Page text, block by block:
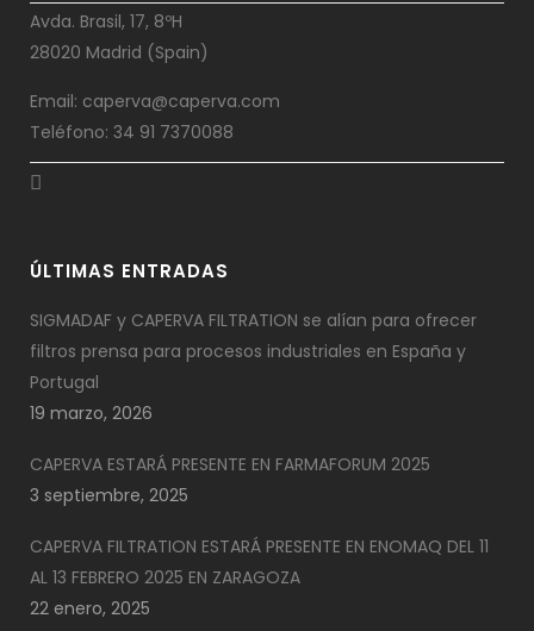
Avda. Brasil, 17, 8ºH
28020 Madrid (Spain)
Email: caperva@caperva.com
Teléfono: 34 91 7370088
ÚLTIMAS ENTRADAS
SIGMADAF y CAPERVA FILTRATION se alían para ofrecer
filtros prensa para procesos industriales en España y
Portugal
19 marzo, 2026
CAPERVA ESTARÁ PRESENTE EN FARMAFORUM 2025
3 septiembre, 2025
CAPERVA FILTRATION ESTARÁ PRESENTE EN ENOMAQ DEL 11
AL 13 FEBRERO 2025 EN ZARAGOZA
22 enero, 2025